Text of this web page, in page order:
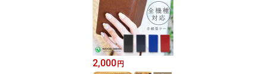
2,000円